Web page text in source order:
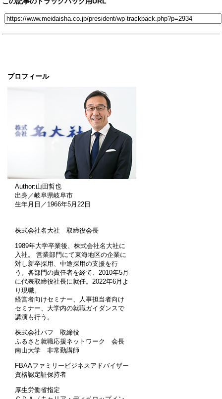
プロフィール
Author:山田哲也
出身／岐阜県岐阜市
生年月日／1966年5月22日
株式会社名大社 取締役会長
1989年大学卒業後、株式会社名大社に
入社。 営業部門にて東海地区の企業に
対し新卒採用、中途採用の支援を行
う。各部門の責任者を経て、2010年5月
に代表取締役社長に就任。2022年6月よ
り現職。
経営者向けセミナー、人事担当者向け
セミナー、大学内の就職ガイダンスで
講演も行う。
株式会社パフ 取締役
ふるさと就職応援ネットワーク 会長
南山大学 非常勤講師
FBAAファミリービジネスアドバイザー
資格認定証保持者
厚生労働省指定